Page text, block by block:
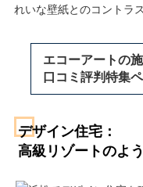
れいな壁紙とのコントラ
エコーアートの
口コミ評判特集
デザイン住宅：
高級リゾートのよ